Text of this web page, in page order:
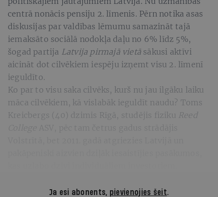
centrā nonācis pensiju 2. līmenis. Pērn notika asas
diskusijas par valdības lēmumu samazināt tajā
iemaksāto sociālā nodokļa daļu no 6% līdz 5%,
šogad partija Latvija pirmajā vietā sākusi aktīvi
aicināt dot cilvēkiem iespēju izņemt visu 2. līmenī
ieguldīto.
Ko par to visu saka cilvēks, kurš nu jau ilgāku laiku
māca cilvēkiem, kā vislabāk ieguldīt naudu? Toms
Kreicbergs (40) dzimis Rīgā, studējis fiziku Reed
Ja esi abonents, pievienojies šeit.